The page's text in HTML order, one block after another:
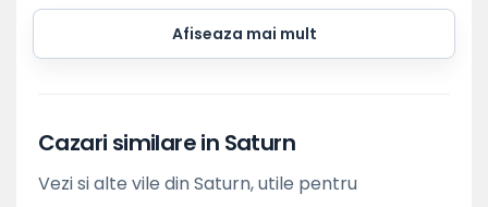
Afiseaza mai mult
Cazari similare in Saturn
Vezi si alte vile din Saturn, utile pentru